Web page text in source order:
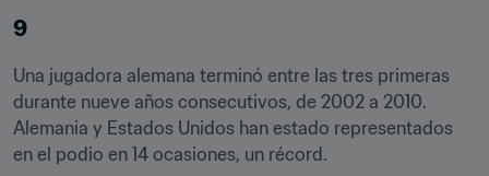
9
Una jugadora alemana terminó entre las tres primeras
durante nueve años consecutivos, de 2002 a 2010.
Alemania y Estados Unidos han estado representados
en el podio en 14 ocasiones, un récord.